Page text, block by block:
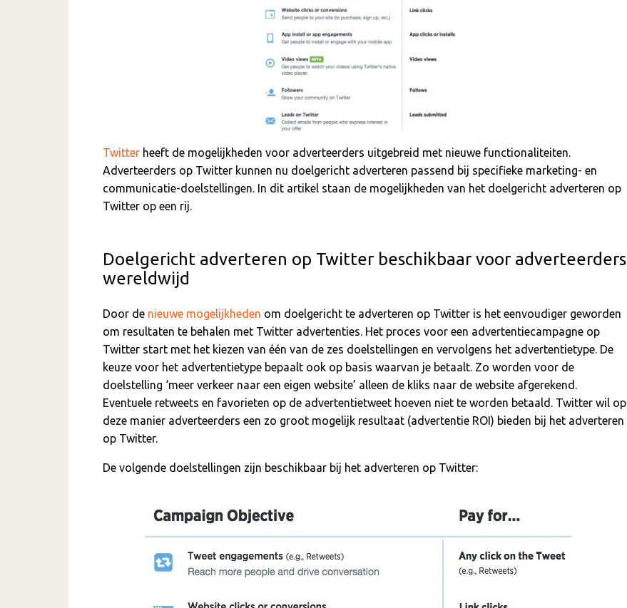
Twitter heeft de mogelijkheden voor adverteerders uitgebreid met nieuwe functionaliteiten.
Adverteerders op Twitter kunnen nu doelgericht adverteren passend bij specifieke marketing- en
communicatie-doelstellingen. In dit artikel staan de mogelijkheden van het doelgericht adverteren op
Twitter op een rij.
Doelgericht adverteren op Twitter beschikbaar voor adverteerders
wereldwijd
Door de nieuwe mogelijkheden om doelgericht te adverteren op Twitter is het eenvoudiger geworden
om resultaten te behalen met Twitter advertenties. Het proces voor een advertentiecampagne op
Twitter start met het kiezen van één van de zes doelstellingen en vervolgens het advertentietype. De
keuze voor het advertentietype bepaalt ook op basis waarvan je betaalt. Zo worden voor de
doelstelling ‘meer verkeer naar een eigen website’ alleen de kliks naar de website afgerekend.
Eventuele retweets en favorieten op de advertentietweet hoeven niet te worden betaald. Twitter wil op
deze manier adverteerders een zo groot mogelijk resultaat (advertentie ROI) bieden bij het adverteren
op Twitter.
De volgende doelstellingen zijn beschikbaar bij het adverteren op Twitter: